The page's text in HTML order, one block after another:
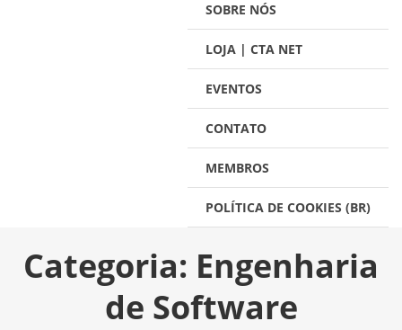
SOBRE NÓS
LOJA | CTA NET
EVENTOS
CONTATO
MEMBROS
POLÍTICA DE COOKIES (BR)
Categoria: Engenharia
de Software